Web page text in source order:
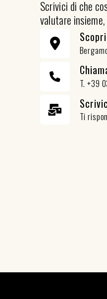
Scrivici di che
valutare
T. +39
Ti